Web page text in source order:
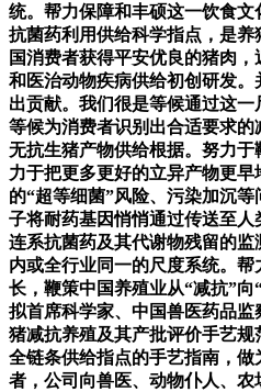
统。帮力保障和丰硕这一饮食
抗菌药利用供给科学指点，是
国消费者获得平安优良的猪肉
和医治动物疾病供给初创研发
出贡献。我们很是等候通过这一
等候为消费者识别出合适要求
无抗生猪产物供给根据。努力
力于把更多更好的立异产物更
的“超等细菌”风险、污染加沉
子将耐药基因悄悄通过传送至
连系抗菌药及其代谢物残留的
内或全行业同一的尺度系统。
长，鞭策中国养殖业从“减抗”
拟首席科学家、中国兽医药品
猪减抗养殖及其产批评价手艺
全链条供给指点的手艺指南，
者，公司向兽医、动物仆人、农